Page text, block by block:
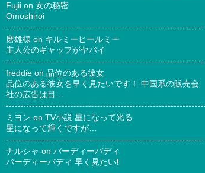
Fujii on 女の秘密
Omoshiroi
磨雄様 on キルミーヒールミー
主人公のギャップがヤバイ
freddie on 品位のある彼女
品位のある彼女を早く見たいです！ 中国系の販売会
社の広告は目…
ミヨン on TV小説 星になって光る
星になって輝くですが…
ナルシャ on バーディーバディ
バーディーバディ 早く見たい❗